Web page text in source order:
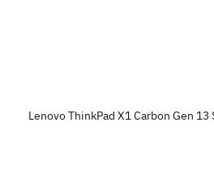
Lenovo ThinkPad X1 Carbon Gen 13